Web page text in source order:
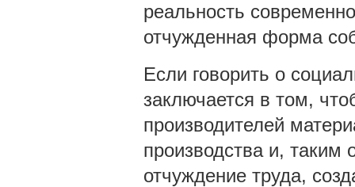
реальность
отчужденная форма
Если говорить о
заключается в том,
производителей
производства и, таким
отчуждение труда,